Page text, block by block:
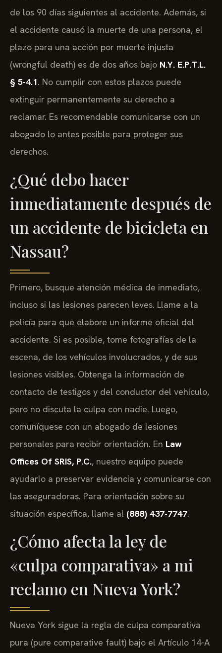
de los 90 días siguientes al accidente. Además, si
el accidente causó la muerte de una persona, el
plazo para una acción por muerte injusta
(wrongful death) es de dos años bajo N.Y. E.P.T.L.
§ 5-4.1. No cumplir con estos plazos puede
extinguir permanentemente su derecho a
reclamar. Es recomendable comunicarse con un
abogado lo antes posible para proteger sus
derechos.
¿Qué debo hacer
inmediatamente después de
un accidente de bicicleta en
Nassau?
Primero, busque atención médica de inmediato,
incluso si las lesiones parecen leves. Llame a la
policía para que elabore un informe oficial del
accidente. Si es posible, tome fotografías de la
escena, de los vehículos involucrados, y de sus
lesiones visibles. Obtenga la información de
contacto de testigos y del conductor del vehículo,
pero no discuta la culpa con nadie. Luego,
comuníquese con un abogado de lesiones
personales para recibir orientación. En Law
Offices Of SRIS, P.C., nuestro equipo puede
ayudarlo a preservar evidencia y comunicarse con
las aseguradoras. Para orientación sobre su
situación específica, llame al (888) 437-7747.
¿Cómo afecta la ley de
«culpa comparativa» a mi
reclamo en Nueva York?
Nueva York sigue la regla de culpa comparativa
pura (pure comparative fault) bajo el Artículo 14-A